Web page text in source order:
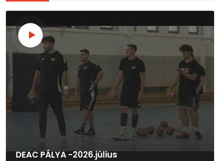
DEAC PÁLYA -2026.július